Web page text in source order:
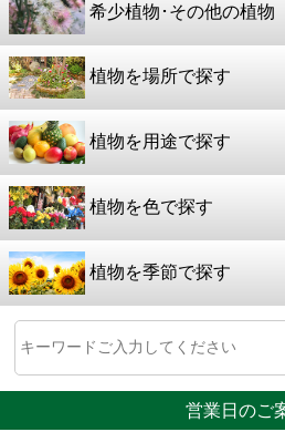
希少植物･その他の植物
植物を場所で探す
植物を用途で探す
植物を色で探す
植物を季節で探す
営業日のご